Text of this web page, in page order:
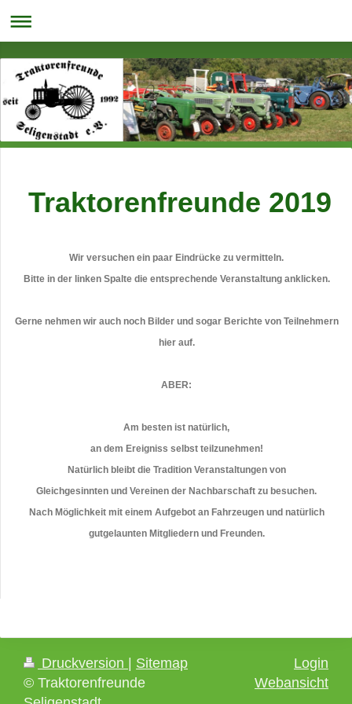
Traktorenfreunde 2019
Wir versuchen ein paar Eindrücke zu vermitteln.
Bitte in der linken Spalte die entsprechende Veranstaltung anklicken.
Gerne nehmen wir auch noch Bilder und sogar Berichte von Teilnehmern
hier auf.
ABER:
Am besten ist natürlich,
an dem Ereigniss selbst teilzunehmen!
Natürlich bleibt die Tradition Veranstaltungen von
Gleichgesinnten und Vereinen der Nachbarschaft zu besuchen.
Nach Möglichkeit mit einem Aufgebot an Fahrzeugen und natürlich
gutgelaunten Mitgliedern und Freunden.
Druckversion | Sitemap
© Traktorenfreunde
Login
Webansicht